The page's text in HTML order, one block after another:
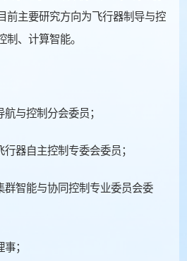
前主要研究方向为飞行器制导与控
制、计算智能。
与控制分会委员；
器自主控制专委会委员；
群智能与协同控制专业委员会委
；